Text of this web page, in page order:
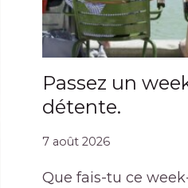
Passez un
détente.
7 août 2026
Que fais-tu ce